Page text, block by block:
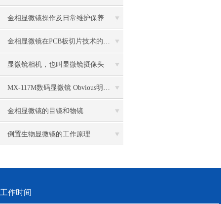
金相显微镜操作及日常维护保养
金相显微镜在PCB板切片技术的过程控制中的作用
显微镜相机，也叫显微镜摄像头
MX-117M数码显微镜 Obvious明显品牌值得推荐
金相显微镜的目镜和物镜
倒置生物显微镜的工作原理
工作时间